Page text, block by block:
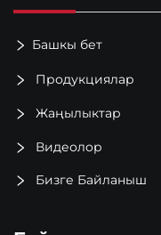
Башкы бет
Продукциялар
Жаңылыктар
Видеолор
Бизге Байланыш